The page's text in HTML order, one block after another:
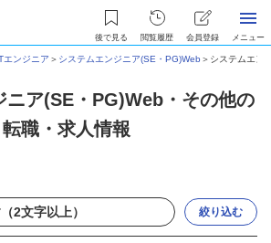
後で見る 閲覧履歴 会員登録 メニュー
エンジニア ＞ システムエンジニア(SE・PG)Web ＞ システムエン
ニア(SE・PG)Web・その他の
転職・求人情報
絞り込む